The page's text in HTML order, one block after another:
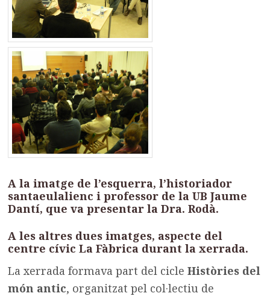
A la imatge de l’esquerra, l’historiador
santaeulalienc i professor de la UB Jaume
Dantí, que va presentar la Dra. Rodà.
A les altres dues imatges, aspecte del
centre cívic La Fàbrica durant la xerrada.
La xerrada formava part del cicleHistòries del
món antic, organitzat pel col·lectiu de